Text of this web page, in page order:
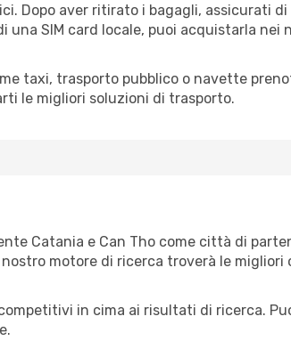
Dopo aver ritirato i bagagli, assicurati
SIM card locale, puoi acquistarla nei
taxi, trasporto pubblico o navette
le migliori soluzioni di trasporto.
Catania e Can Tho come città di
nostro motore di ricerca troverà le
in cima ai risultati di ricerca.